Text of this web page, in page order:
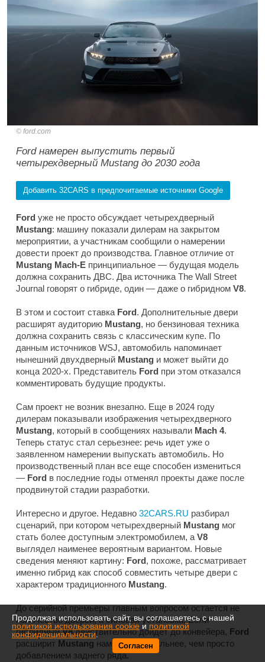
ford.com
Ford намерен выпустить первый
четырехдверный Mustang до 2030 года
Добавить 32CARS в предпочитаемые источники Google
Ford уже не просто обсуждает четырехдверный
Mustang: машину показали дилерам на закрытом
мероприятии, а участникам сообщили о намерении
довести проект до производства. Главное отличие от
Mustang Mach-E принципиальное — будущая модель
должна сохранить ДВС. Два источника The Wall Street
Journal говорят о гибриде, один — даже о гибридном V8.
В этом и состоит ставка Ford. Дополнительные двери
расширят аудиторию Mustang, но бензиновая техника
должна сохранить связь с классическим купе. По
данным источников WSJ, автомобиль напоминает
нынешний двухдверный Mustang и может выйти до
конца 2020-х. Представитель Ford при этом отказался
комментировать будущие продукты.
Сам проект не возник внезапно. Еще в 2024 году
дилерам показывали изображения четырехдверного
Mustang, который в сообщениях называли Mach 4.
Теперь статус стал серьезнее: речь идет уже о
заявленном намерении выпускать автомобиль. Но
производственный план все еще способен измениться
— Ford в последние годы отменял проекты даже после
продвинутой стадии разработки.
Интересно и другое. Недавно 32CARS.RU разбирал
сценарий, при котором четырехдверный Mustang мог
стать более доступным электромобилем, а V8
выглядел наименее вероятным вариантом. Новые
сведения меняют картину: Ford, похоже, рассматривает
именно гибрид как способ совместить четыре двери с
характером традиционного Mustang.
До серийной премьеры главным вопросом остается не
количество дверей, а силовая установка. Если
гибридныйV8действительно дойдет до конвейера, Ford
расширит Mustang намного радикальнее, чем просто
добавлением заднего ряда.
Продолжая использовать сайт, вы соглашаетесь с нашей
политикой использования cookie иполитикой
конфиденциальности.
Согласен